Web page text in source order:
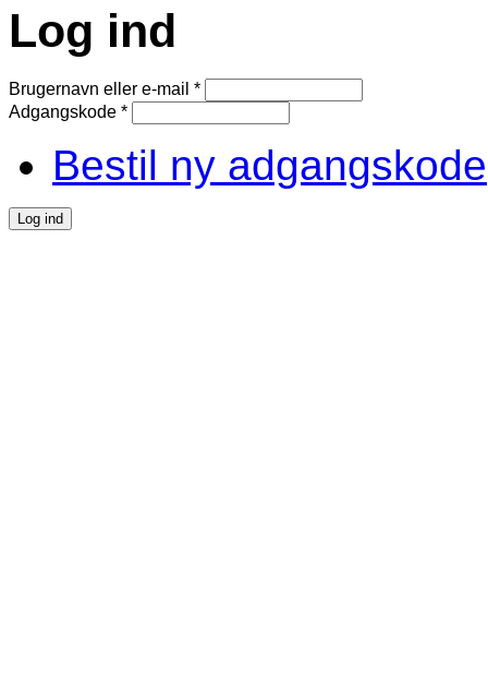
Log ind
Brugernavn eller e-mail *
Adgangskode *
Bestil ny adgangskode